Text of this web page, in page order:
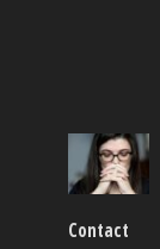
Contact